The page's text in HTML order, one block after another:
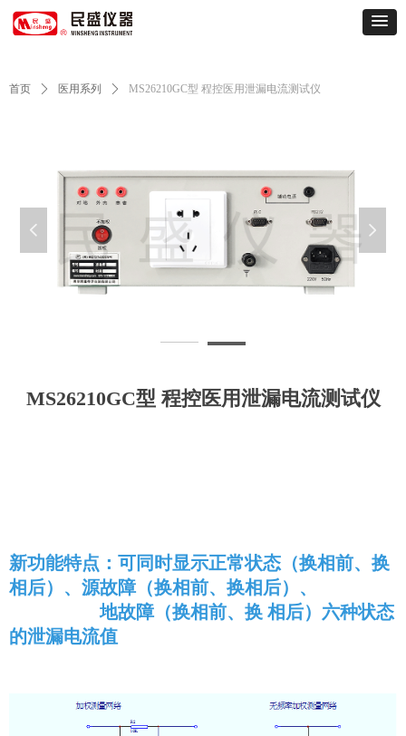
首页 ꄲ 医用系列 ꄲ MS26210GC型 程控医用泄漏电流测试仪
MS26210GC型 程控医用泄漏电流测试仪
新功能特点：可同时显示正常状态（换相前、换
相后）、源故障（换相前、换相后）、
地故障（换相前、换 相后）六种状态
的泄漏电流值
넳 넲